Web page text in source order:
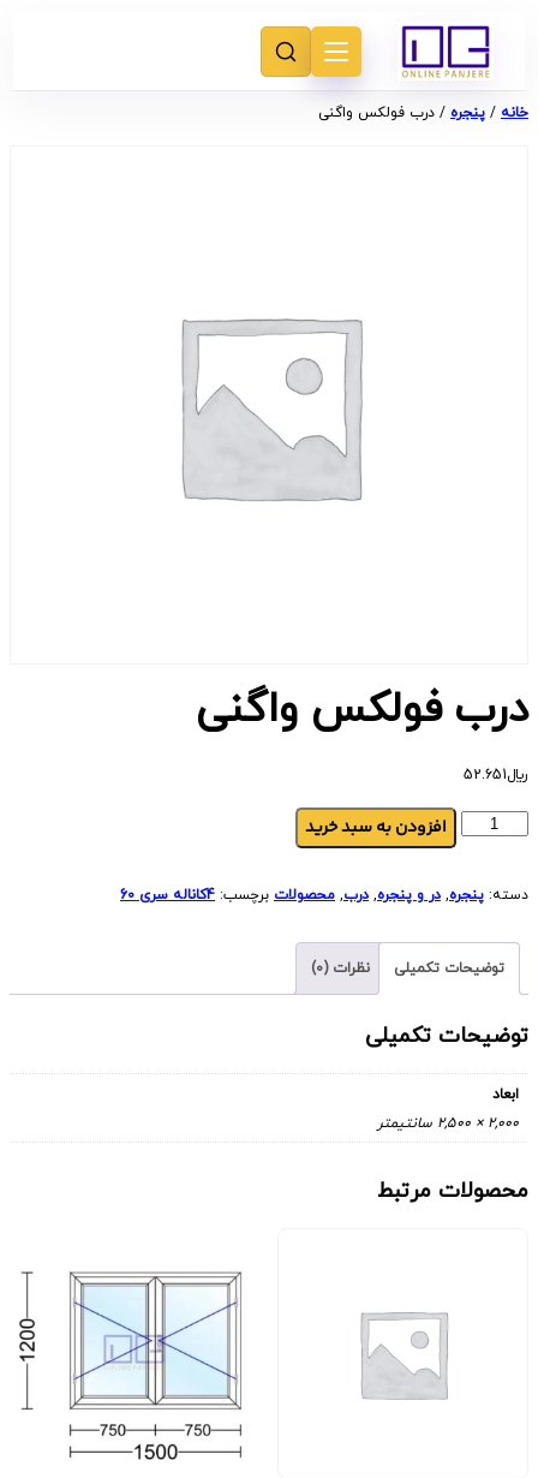
خانه / پنجره / درب فولکس واگنی
درب فولکس واگنی
﷼52.651
افزودن به سبد خرید
دسته: پنجره, در و پنجره, درب, محصولات برچسب: 4کاناله سری 60
توضیحات تکمیلی نظرات (0)
توضیحات تکمیلی
ابعاد
2,000 × 2,500 سانتیمتر
محصولات مرتبط